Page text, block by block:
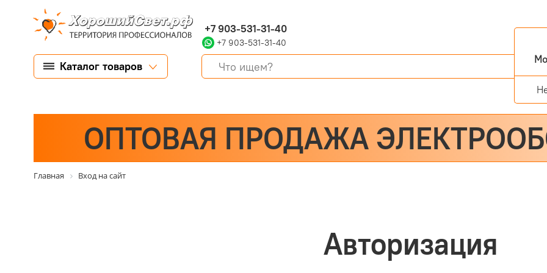
+7 903-531-31-40
+7 903-531-31-40
Каталог товаров
ОПТОВАЯ ПРОДАЖА
Главная Вход на сайт
Авторизация